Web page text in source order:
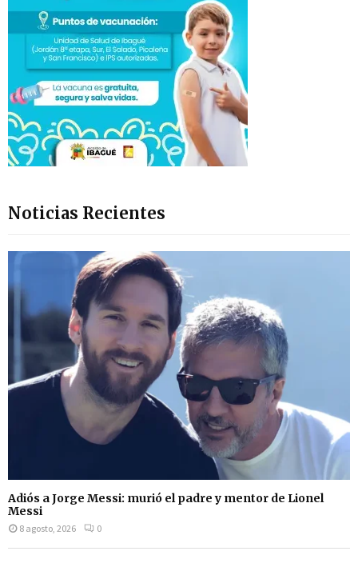
Noticias Recientes
Adiós a Jorge Messi: murió el padre y mentor de Lionel
Messi
8 agosto, 2026 0